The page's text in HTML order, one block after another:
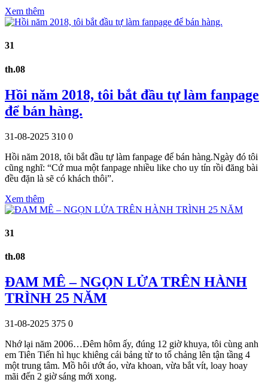
Xem thêm
31
th.08
Hồi năm 2018, tôi bắt đầu tự làm fanpage
để bán hàng.
31-08-2025 310 0
Hồi năm 2018, tôi bắt đầu tự làm fanpage để bán hàng.Ngày đó tôi
cũng nghĩ: “Cứ mua một fanpage nhiều like cho uy tín rồi đăng bài
đều đặn là sẽ có khách thôi”.
Xem thêm
31
th.08
ĐAM MÊ – NGỌN LỬA TRÊN HÀNH
TRÌNH 25 NĂM
31-08-2025 375 0
Nhớ lại năm 2006…Đêm hôm ấy, đúng 12 giờ khuya, tôi cùng anh
em Tiên Tiến hì hục khiêng cái bảng từ to tổ chảng lên tận tầng 4
một trung tâm. Mồ hôi ướt áo, vừa khoan, vừa bắt vít, loay hoay
mãi đến 2 giờ sáng mới xong.